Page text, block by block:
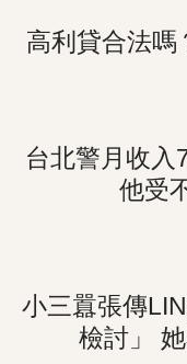
高利貸合法嗎
台北警月收入
他受
小三囂張傳
檢討」